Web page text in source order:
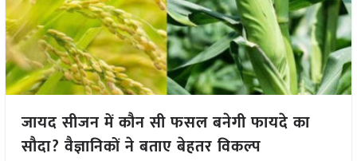
जायद सीजन में कौन सी फसल बनेगी फायदे का
सौदा? वैज्ञानिकों ने बताए बेहतर विकल्प